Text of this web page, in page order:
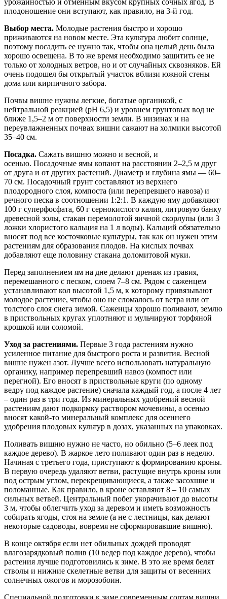
урожайностью и отменным вкусом крупных сочных ягод. В
плодоношение они вступают, как правило, на 3-й год.
Выбор места. Молодые растения быстро и хорошо
приживаются на новом месте. Эта культура любит солнце,
поэтому посадить ее нужно так, чтобы она целый день была
хорошо освещена. В то же время необходимо защитить ее не
только от холодных ветров, но и от случайных сквозняков. Ей
очень подошел бы открытый участок вблизи южной стены
дома или кирпичного забора.
Почвы вишне нужны легкие, богатые органикой, с
нейтральной реакцией (рН 6,5) и уровнем грунтовых вод не
ближе 1,5–2 м от поверхности земли. В низинах и на
переувлажненных почвах вишни сажают на холмики высотой
35–40 см.
Посадка. Сажать вишню можно и весной, и
осенью. Посадочные ямы копают на расстоянии 2–2,5 м друг
от друга и от других растений. Диаметр и глубина ямы — 60–
70 см. Посадочный грунт составляют из верхнего
плодородного слоя, компоста (или перепревшего навоза) и
речного песка в соотношении 1:2:1. В каждую яму добавляют
100 г суперфосфата, 60 г сернокислого калия, литровую банку
древесной золы, стакан перемолотой яичной скорлупы (или 3
ложки хлористого кальция на 1 л воды). Кальций обязательно
вносят под все косточковые культуры, так как он нужен этим
растениям для образования плодов. На кислых почвах
добавляют еще половину стакана доломитовой муки.
Перед заполнением ям на дне делают дренаж из гравия,
перемешанного с песком, слоем 7–8 см. Рядом с саженцем
устанавливают кол высотой 1,5 м, к которому привязывают
молодое растение, чтобы оно не сломалось от ветра или от
толстого слоя снега зимой. Саженцы хорошо поливают, землю
в приствольных кругах уплотняют и мульчируют торфяной
крошкой или соломой.
Уход за растениями. Первые 3 года растениям нужно
усиленное питание для быстрого роста и развития. Весной
вишне нужен азот. Лучше всего использовать натуральную
органику, например перепревший навоз (компост или
перегной). Его вносят в приствольные круги (по одному
ведру под каждое растение) сначала каждый год, а после 4 лет
– один раз в три года. Из минеральных удобрений весной
растениям дают подкормку раствором мочевины, а осенью
вносят какой-то минеральный комплекс для осеннего
удобрения плодовых культур в дозах, указанных на упаковках.
Поливать вишню нужно не часто, но обильно (5–6 леек под
каждое дерево). В жаркое лето поливают один раз в неделю.
Начиная с третьего года, приступают к формированию кроны.
В первую очередь удаляют ветви, растущие внутрь кроны или
под острым углом, перекрещивающиеся, а также засохшие и
поломанные. Как правило, в кроне оставляют 8 – 10 самых
сильных ветвей. Центральный побег укорачивают до высоты
3 м, чтобы облегчить уход за деревом и иметь возможность
собирать ягоды, стоя на земле (а не с лестницы, как делают
некоторые садоводы, вовремя не сформировавшие вишню).
В конце октября если нет обильных дождей проводят
влагозарядковый полив (10 ведер под каждое дерево), чтобы
растения лучше подготовились к зиме. В это же время белят
стволы и нижние скелетные ветви для защиты от весенних
солнечных ожогов и морозобоин.
Специальной подготовки к зиме современным сортам вишни